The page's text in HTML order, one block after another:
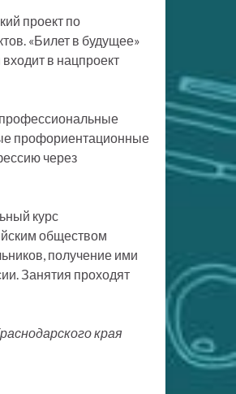
проект по
«Билет в будущее»
в нацпроект
профессиональные
профориентационные
через
курс
обществом
получение ими
Занятия проходят
края